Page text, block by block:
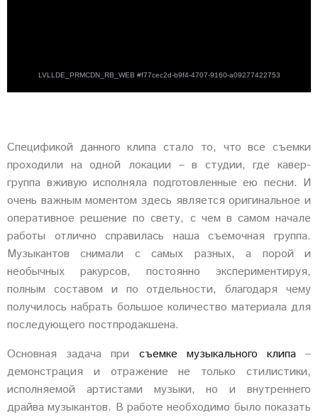
Спецификой данного клипа стало то, что все съемки
проходили на одной локации – в студии, где кавер-
группа вживую исполняла подготовленные ею песни. И
очень важным моментом здесь является оригинальное и
оперативное решение по свету, с чем в самом начале
работы отлично справилась наша съемочная группа.
Музыкантов снимали с самых разных, а порой и
необычных ракурсов, постоянно экспериментируя,
полным составом и по отдельности, благодаря чему
получилось набрать большое количество материала для
последующего постпродакшена.
Основная задача при съемке музыкального клипа–
демонстрация и отражение не только стилистики,
исполняемой артистами музыки, но и внутреннего
драйва музыкантов. В работе необходимо было показать